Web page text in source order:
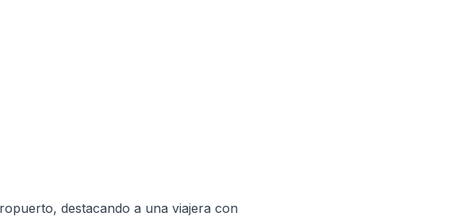
destacando a una viajera con